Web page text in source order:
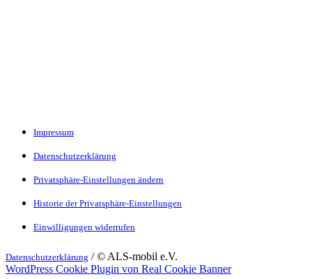
Impressum
Datenschutzerklärung
Privatsphäre-Einstellungen ändern
Historie der Privatsphäre-Einstellungen
Einwilligungen widerrufen
Datenschutzerklärung / © ALS-mobil e.V.
WordPress Cookie Plugin von Real Cookie Banner